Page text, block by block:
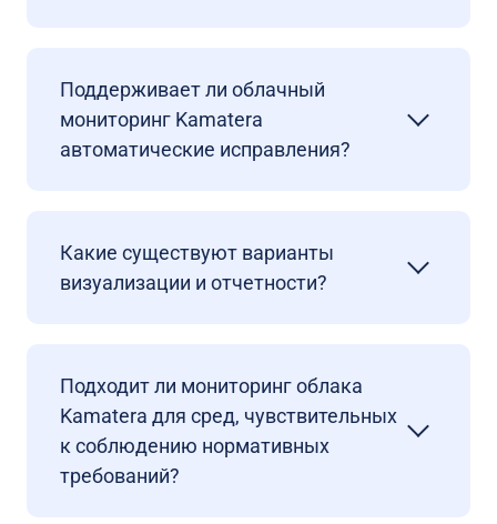
Поддерживает ли облачный
мониторинг Kamatera
автоматические исправления?
Какие существуют варианты
визуализации и отчетности?
Подходит ли мониторинг облака
Kamatera для сред, чувствительных
к соблюдению нормативных
требований?